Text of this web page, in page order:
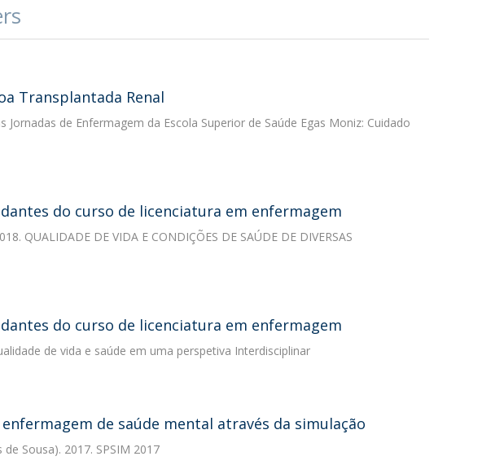
Transplantada Renal
Jornadas de Enfermagem da Escola Superior de Saúde Egas Moniz: Cuidado
do curso de licenciatura em enfermagem
QUALIDADE DE VIDA E CONDIÇÕES DE SAÚDE DE DIVERSAS
do curso de licenciatura em enfermagem
de vida e saúde em uma perspetiva Interdisciplinar
de saúde mental através da simulação
Sousa). 2017. SPSIM 2017